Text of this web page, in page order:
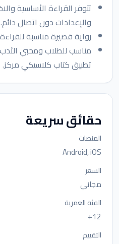
تتوفر القراءة الأساسية
والإعدادات دون اتصال دائم.
رواية قصيرة مناسبة
مناسب للطلاب ومحبي الأدب
تطبيق كتاب كلاسيكي مركز.
حقائق سريعة
المنصات
Android, iOS
السعر
مجاني
الفئة العمرية
12+
التقييم